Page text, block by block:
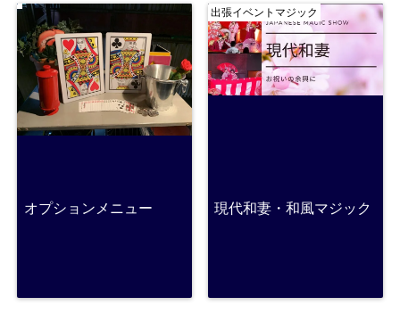
オプションメニュー
出張イベントマジック
現代和妻・和風マジック